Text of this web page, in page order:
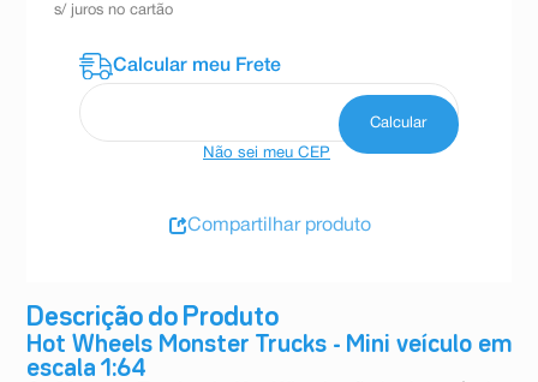
Descrição do Produto
Hot Wheels Monster Trucks - Mini veículo em
escala 1:64
s/ juros no cartão
Não sei meu CEP
Compartilhar produto